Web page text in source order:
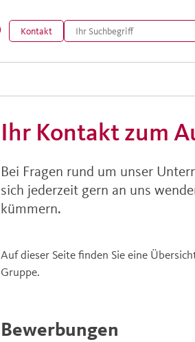
Kontakt
Ihr Kontakt zum
Bei Fragen rund um unser
sich jederzeit gern an uns
kümmern.
Auf dieser Seite finden Sie eine
Gruppe.
Bewerbungen